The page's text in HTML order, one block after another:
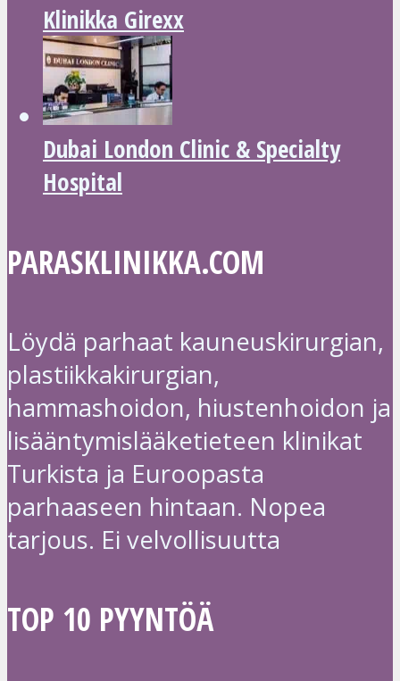
Klinikka Girexx
Dubai London Clinic & Specialty
Hospital
PARASKLINIKKA.COM
Löydä parhaat kauneuskirurgian,
plastiikkakirurgian,
hammashoidon, hiustenhoidon ja
lisääntymislääketieteen klinikat
Turkista ja Euroopasta
parhaaseen hintaan. Nopea
tarjous. Ei velvollisuutta
TOP 10 PYYNTÖÄ